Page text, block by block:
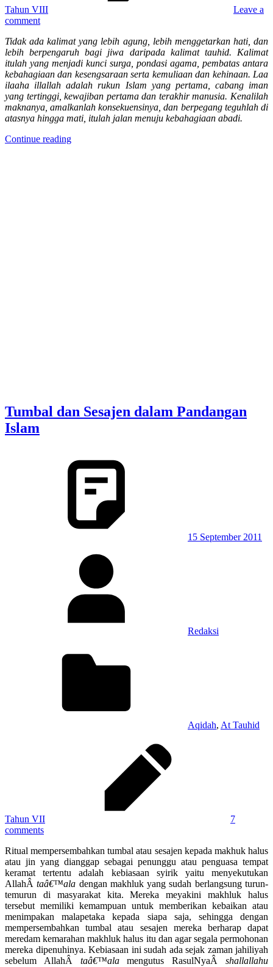
Tahun VIII
Leave a
comment
Tidak ada kalimat yang lebih agung, lebih menggetarkan hati, dan
lebih berpengaruh bagi jiwa daripada kalimat tauhid. Kalimat
itulah yang menjadi kunci surga, pondasi agama, pembatas antara
kebahagiaan dan kesengsaraan serta kemuliaan dan kehinaan. Laa
ilaaha illallah adalah rukun Islam yang pertama, cabang iman
yang tertinggi, kewajiban pertama dan terakhir manusia. Kenalilah
maknanya, amalkanlah konsekuensinya, dan berpegang teguhlah di
atasnya hingga mati, itulah jalan menuju kebahagiaan abadi.
Continue reading
Tumbal dan Sesajen dalam Pandangan
Islam
15 September 2011
Redaksi
Aqidah, At Tauhid
Tahun VII
7
comments
Ritual mempersembahkan tumbal atau sesajen kepada makhuk halus
atau jin yang dianggap sebagai penunggu atau penguasa tempat
keramat tertentu adalah kebiasaan syirik yaitu menyekutukan
AllahÂtaâ€™ala dengan makhluk yang sudah berlangsung turun-
temurun di masyarakat kita. Mereka meyakini makhluk halus
tersebut memiliki kemampuan untuk memberikan kebaikan atau
menimpakan malapetaka kepada siapa saja, sehingga dengan
mempersembahkan tumbal atau sesajen mereka berharap dapat
meredam kemarahan makhluk halus itu dan agar segala permohonan
mereka dipenuhinya. Kebiasaan ini sudah ada sejak zaman jahiliyah
sebelum AllahÂ taâ€™alamengutus RasulNyaÂshallallahu